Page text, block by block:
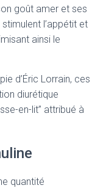
goût amer et ses
l’appétit et
ainsi le
d’Éric Lorrain, ces
diurétique
en-lit” attribué à
quantité